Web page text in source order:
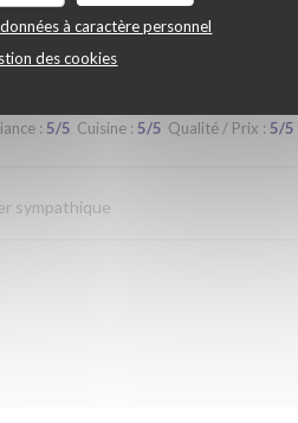
à caractère personnel
des cookies
: 5/5 Cuisine: 5/5 Qualité / Prix : 5/5
sympathique